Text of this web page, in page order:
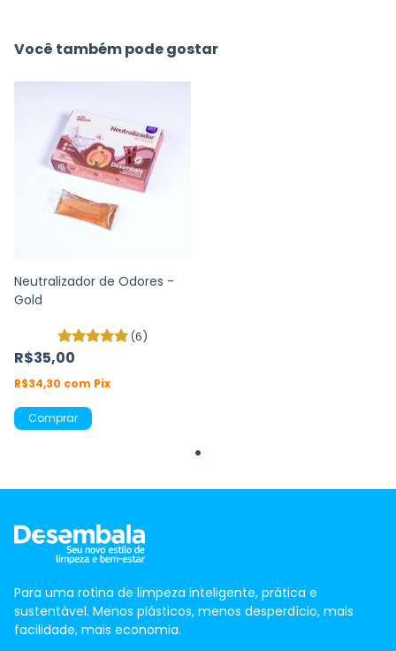
Você também pode gostar
Neutralizador de Odores -
Gold
(6)
R$35,00
R$34,30 com Pix
Comprar
Para uma rotina de limpeza inteligente, prática e
sustentável. Menos plásticos, menos desperdício, mais
facilidade, mais economia.